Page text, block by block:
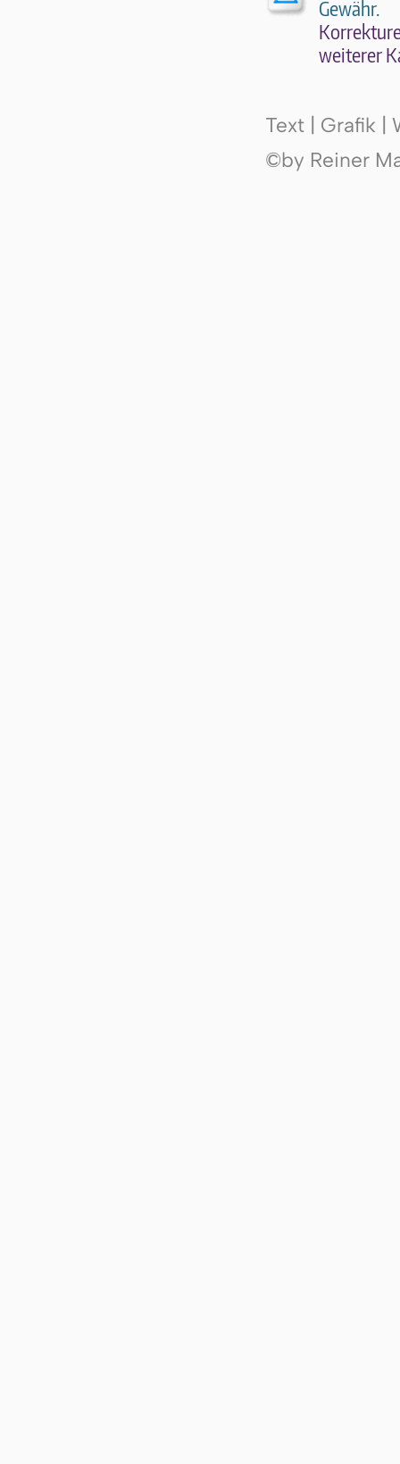
Gewähr.
wei­te­rer
Text | Grafik |
©by Reiner